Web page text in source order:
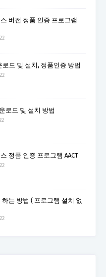
버전 정품 인증 프로그램
로드 및 설치, 정품인증 방법
로드 및 설치 방법
정품 인증 프로그램 AACT
는 방법 ( 프로그램 설치 없